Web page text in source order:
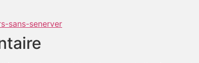
sans-senerver